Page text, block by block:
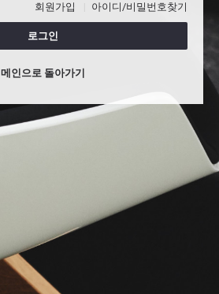
회원가입 아이디/비밀번호찾기
로그인
메인으로 돌아가기